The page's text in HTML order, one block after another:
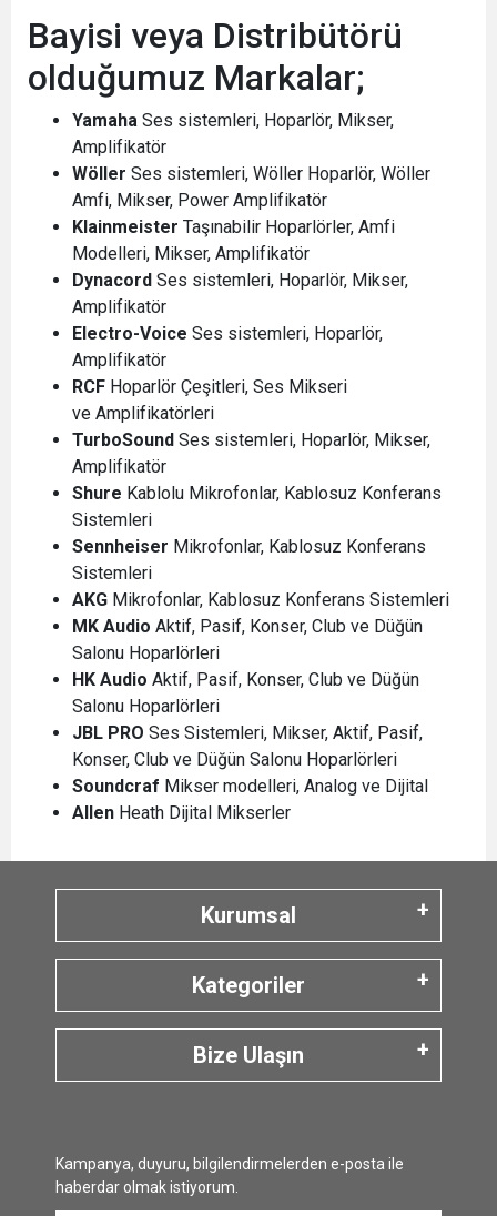
Bayisi veya Distribütörü
olduğumuz Markalar;
Yamaha Ses sistemleri, Hoparlör, Mikser,
Amplifikatör
Wöller Ses sistemleri, Wöller Hoparlör, Wöller
Amfi, Mikser, Power Amplifikatör
Klainmeister Taşınabilir Hoparlörler, Amfi
Modelleri, Mikser, Amplifikatör
Dynacord Ses sistemleri, Hoparlör, Mikser,
Amplifikatör
Electro-Voice Ses sistemleri, Hoparlör,
Amplifikatör
RCF Hoparlör Çeşitleri, Ses Mikseri
ve Amplifikatörleri
TurboSound Ses sistemleri, Hoparlör, Mikser,
Amplifikatör
Shure Kablolu Mikrofonlar, Kablosuz Konferans
Sistemleri
Sennheiser Mikrofonlar, Kablosuz Konferans
Sistemleri
AKG Mikrofonlar, Kablosuz Konferans Sistemleri
MK Audio Aktif, Pasif, Konser, Club ve Düğün
Salonu Hoparlörleri
HK Audio Aktif, Pasif, Konser, Club ve Düğün
Salonu Hoparlörleri
JBL PRO Ses Sistemleri, Mikser, Aktif, Pasif,
Konser, Club ve Düğün Salonu Hoparlörleri
Soundcraf Mikser modelleri, Analog ve Dijital
Allen Heath Dijital Mikserler
Kurumsal
Kategoriler
Bize Ulaşın
Kampanya, duyuru, bilgilendirmelerden e-posta ile
haberdar olmak istiyorum.